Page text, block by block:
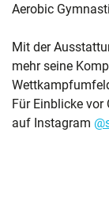
Aerobic
Mit der
mehr seine
Für Einblicke vor
auf Instagram